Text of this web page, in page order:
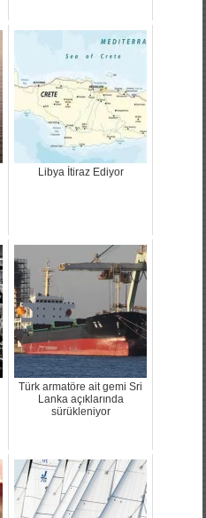
Libya İtiraz Ediyor
Türk armatöre ait gemi Sri
Lanka açıklarında
sürükleniyor